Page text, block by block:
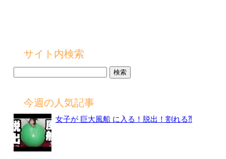
サイト内検索
今週の人気記事
女子が 巨大風船 に入る！脱出！割れる⁈